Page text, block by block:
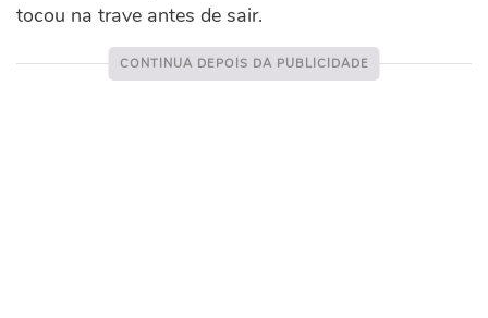
tocou na trave antes de sair.